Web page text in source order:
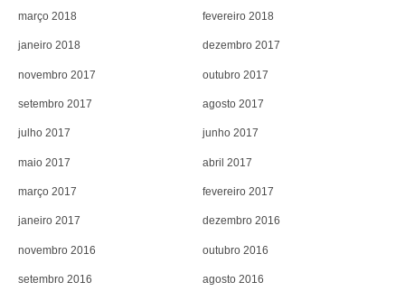
março 2018 fevereiro 2018
janeiro 2018 dezembro 2017
novembro 2017 outubro 2017
setembro 2017 agosto 2017
julho 2017 junho 2017
maio 2017 abril 2017
março 2017 fevereiro 2017
janeiro 2017 dezembro 2016
novembro 2016 outubro 2016
setembro 2016 agosto 2016